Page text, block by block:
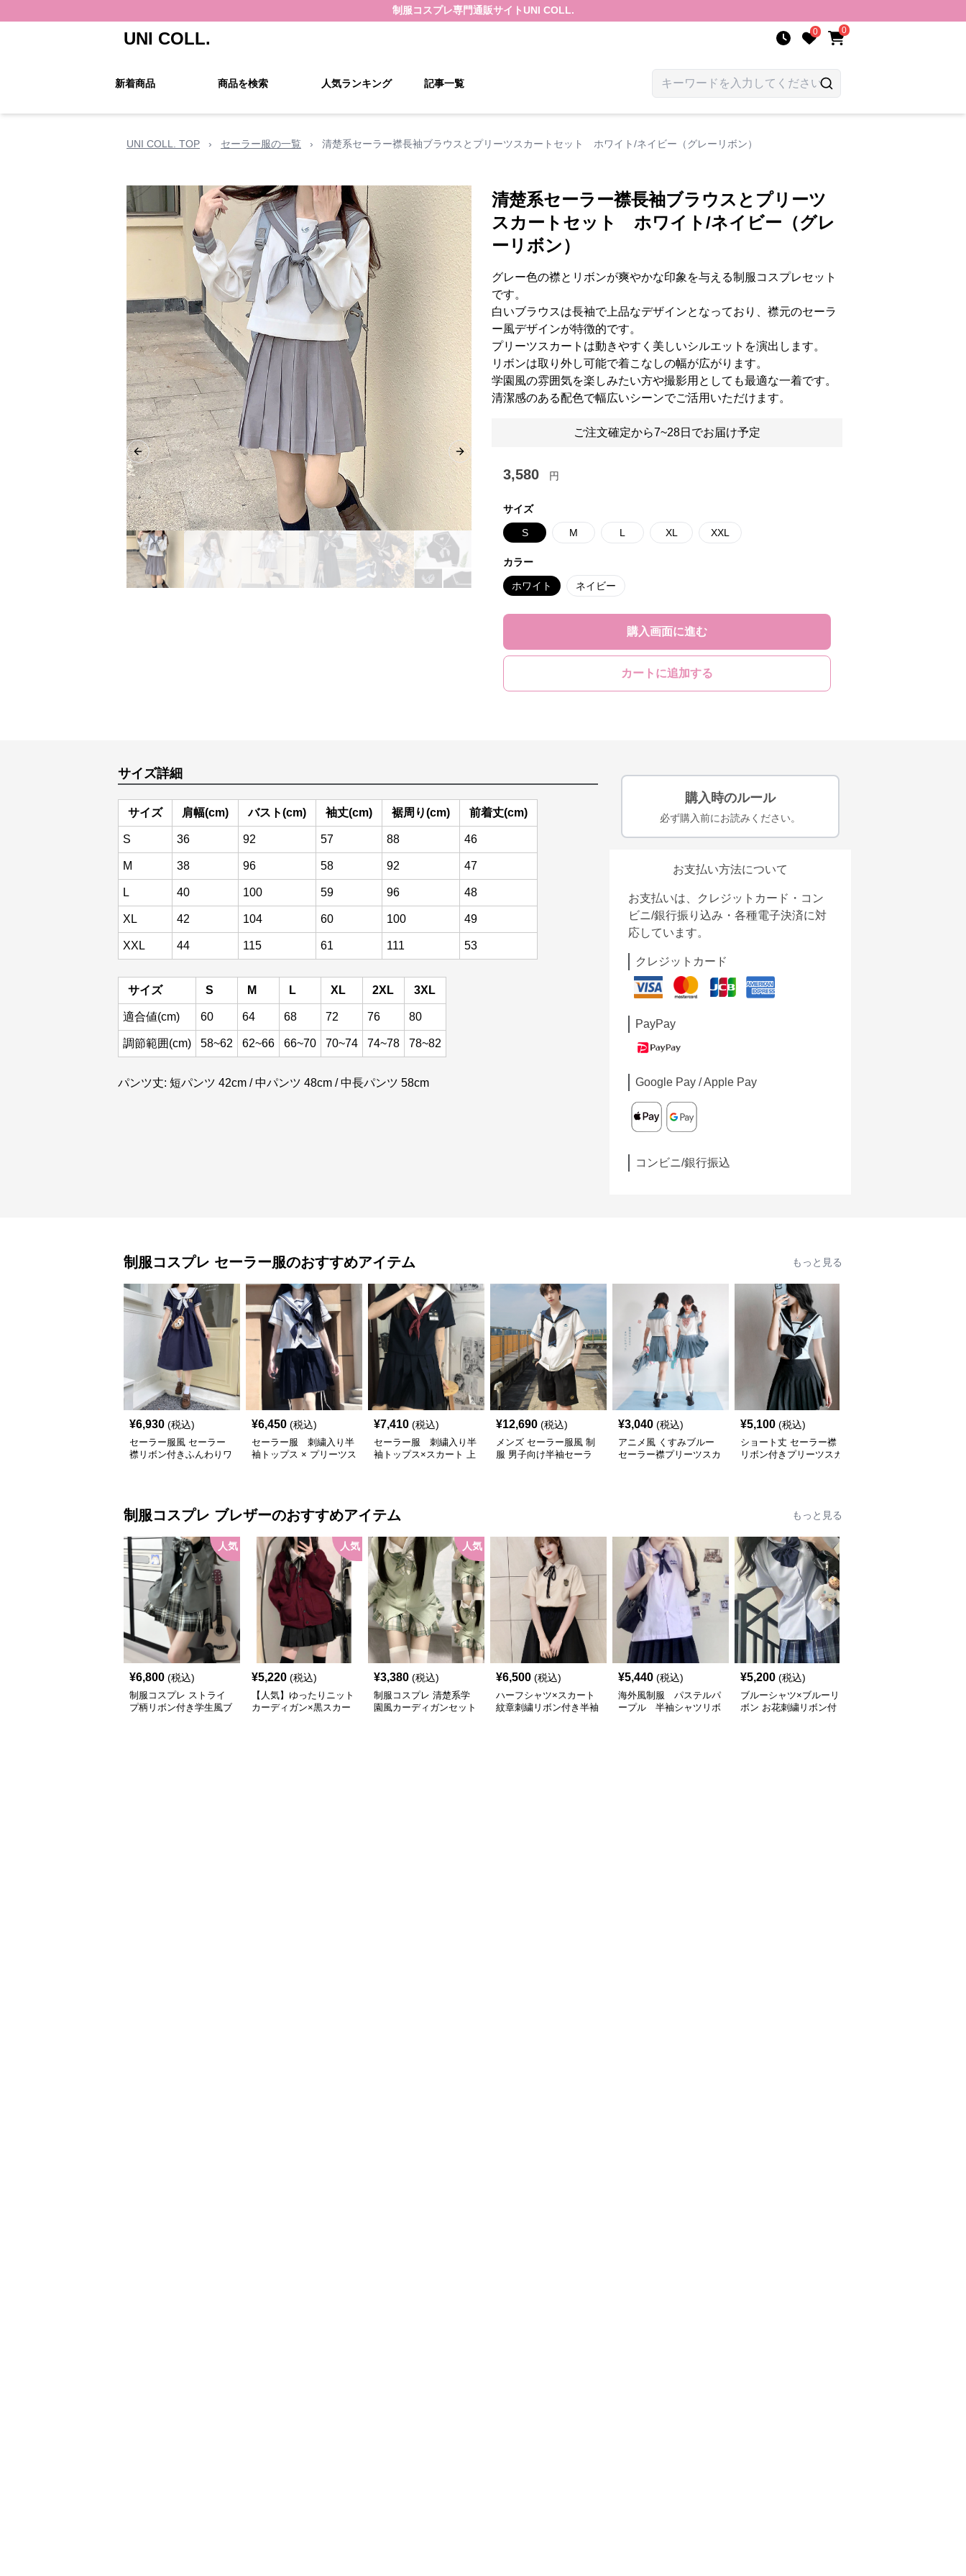
制服コスプレ専門通販サイト UNI COLL.
UNI COLL. 0 0
新着商品 商品を検索 人気ランキング 記事一覧
UNI COLL. TOP › セーラー服の一覧 › 清楚系セーラー襟長袖ブラウスとプリーツスカートセット ホワイト/ネイビー（グレーリボン）
Previous slide Next slide
清楚系セーラー襟長袖ブラウスとプリーツ
スカートセット ホワイト/ネイビー（グレ
ーリボン）
グレー色の襟とリボンが爽やかな印象を与える制服コスプレセット
です。
白いブラウスは長袖で上品なデザインとなっており、襟元のセーラ
ー風デザインが特徴的です。
プリーツスカートは動きやすく美しいシルエットを演出します。
リボンは取り外し可能で着こなしの幅が広がります。
学園風の雰囲気を楽しみたい方や撮影用としても最適な一着です。
清潔感のある配色で幅広いシーンでご活用いただけます。
ご注文確定から7~28日でお届け予定
3,580 円
サイズ
S M L XL XXL
カラー
ホワイト ネイビー
購入画面に進む
カートに追加する
サイズ詳細
サイズ 肩幅(cm) バスト(cm) 袖丈(cm) 裾周り(cm) 前着丈(cm)
S 36 92 57 88 46
M 38 96 58 92 47
L 40 100 59 96 48
XL 42 104 60 100 49
XXL 44 115 61 111 53
サイズ S M L XL 2XL 3XL
適合値(cm) 60 64 68 72 76 80
調節範囲(cm) 58~62 62~66 66~70 70~74 74~78 78~82
パンツ丈: 短パンツ 42cm / 中パンツ 48cm / 中長パンツ 58cm
購入時のルール
必ず購入前にお読みください。
お支払い方法について
お支払いは、クレジットカード・コン
ビニ/銀行振り込み・各種電子決済に対
応しています。
クレジットカード
PayPay
Google Pay / Apple Pay
コンビニ/銀行振込
制服コスプレ セーラー服のおすすめアイテム もっと見る
¥6,930 (税込)
セーラー服風 セーラー
襟リボン付きふんわりワ
¥6,450 (税込)
セーラー服 刺繍入り半
袖トップス × プリーツス
¥7,410 (税込)
セーラー服 刺繍入り半
袖トップス×スカート 上
¥12,690 (税込)
メンズ セーラー服風 制
服 男子向け半袖セーラ
¥3,040 (税込)
アニメ風 くすみブルー
セーラー襟プリーツスカ
¥5,100 (税込)
ショート丈 セーラー襟
リボン付きプリーツスカ
制服コスプレ ブレザーのおすすめアイテム もっと見る
人気
¥6,800 (税込)
制服コスプレ ストライ
プ柄リボン付き学生風ブ
人気
¥5,220 (税込)
【人気】ゆったりニット
カーディガン×黒スカー
人気
¥3,380 (税込)
制服コスプレ 清楚系学
園風カーディガンセット
¥6,500 (税込)
ハーフシャツ×スカート
紋章刺繍リボン付き半袖
¥5,440 (税込)
海外風制服 パステルパ
ープル 半袖シャツリボ
¥5,200 (税込)
ブルーシャツ×ブルーリ
ボン お花刺繍リボン付